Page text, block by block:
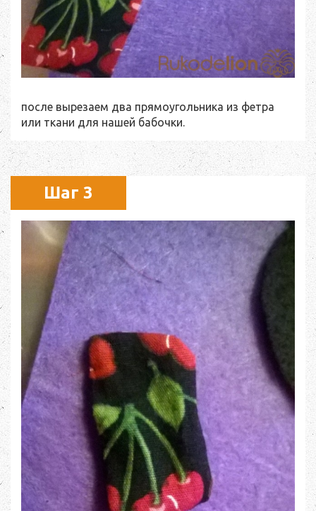
после вырезаем два прямоугольника из фетра
или ткани для нашей бабочки.
Шаг 3